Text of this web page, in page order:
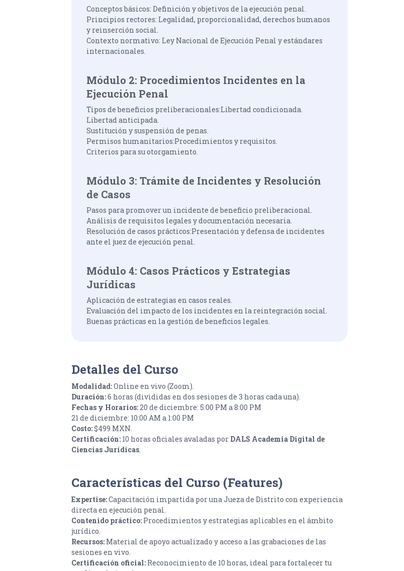
Conceptos básicos: Definición y objetivos de la ejecución penal.
Principios rectores: Legalidad, proporcionalidad, derechos humanos
y reinserción social.
Contexto normativo: Ley Nacional de Ejecución Penal y estándares
internacionales.
Módulo 2: Procedimientos Incidentes en la
Ejecución Penal
Tipos de beneficios preliberacionales:Libertad condicionada.
Libertad anticipada.
Sustitución y suspensión de penas.
Permisos humanitarios:Procedimientos y requisitos.
Criterios para su otorgamiento.
Módulo 3: Trámite de Incidentes y Resolución
de Casos
Pasos para promover un incidente de beneficio preliberacional.
Análisis de requisitos legales y documentación necesaria.
Resolución de casos prácticos:Presentación y defensa de incidentes
ante el juez de ejecución penal.
Módulo 4: Casos Prácticos y Estrategias
Jurídicas
Aplicación de estrategias en casos reales.
Evaluación del impacto de los incidentes en la reintegración social.
Buenas prácticas en la gestión de beneficios legales.
Detalles del Curso
Modalidad:Online en vivo (Zoom).
Duración:6 horas (divididas en dos sesiones de 3 horas cada una).
Fechas y Horarios:20 de diciembre: 5:00 PM a 8:00 PM
21 de diciembre: 10:00 AM a 1:00 PM
Costo:$499 MXN.
Certificación: 10 horas oficiales avaladas por DALS Academia Digital de
Ciencias Jurídicas.
Características del Curso (Features)
Expertise:Capacitación impartida por una Jueza de Distrito con experiencia
directa en ejecución penal.
Contenido práctico: Procedimientos y estrategias aplicables en el ámbito
jurídico.
Recursos: Material de apoyo actualizado y acceso a las grabaciones de las
sesiones en vivo.
Certificación oficial: Reconocimiento de 10 horas, ideal para fortalecer tu